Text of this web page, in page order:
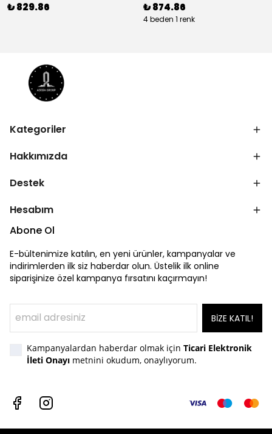
₺ 829.86 ₺ 874.86
4 beden 1 renk
Kategoriler
Hakkımızda
Destek
Hesabım
Abone Ol
E-bültenimize katılın, en yeni ürünler, kampanyalar ve
indirimlerden ilk siz haberdar olun. Üstelik ilk online
siparişinize özel kampanya fırsatını kaçırmayın!
BİZE KATIL!
Kampanyalardan haberdar olmak için Ticari Elektronik
İleti Onayı metnini okudum, onaylıyorum.